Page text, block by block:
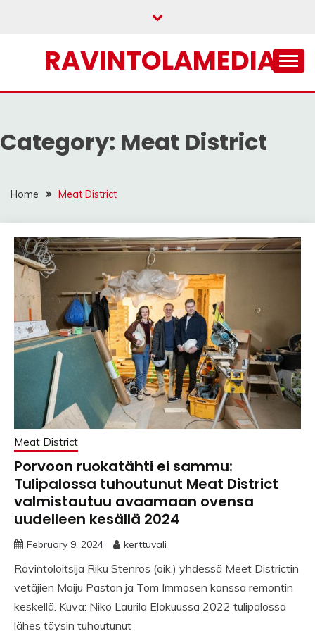
RAVINTOLAMEDIA
Category: Meat District
Home Meat District
Meat District
Porvoon ruokatähti ei sammu:
Tulipalossa tuhoutunut Meat District
valmistautuu avaamaan ovensa
uudelleen kesällä 2024
February 9, 2024 kerttuvali
Ravintoloitsija Riku Stenros (oik.) yhdessä Meet Districtin
vetäjien Maiju Paston ja Tom Immosen kanssa remontin
keskellä. Kuva: Niko Laurila Elokuussa 2022 tulipalossa
lähes täysin tuhoutunut